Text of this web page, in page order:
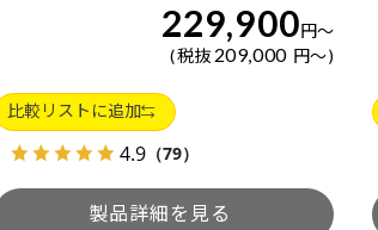
229,900円～
税抜 209,000 円～
比較リストに追加
4.9 （79）